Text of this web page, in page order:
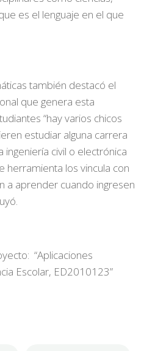
es el lenguaje en el que
también destacó el
que genera esta
“hay varios chicos
estudiar alguna carrera
ingeniería civil o electrónica
los vincula con
a aprender cuando ingresen
“Aplicaciones
Escolar, ED2010123”